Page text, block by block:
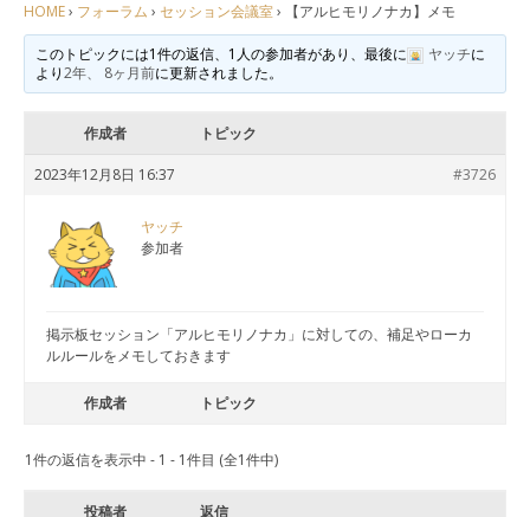
HOME› フォーラム › セッション会議室› 【アルヒモリノナカ】メモ
このトピックには1件の返信、1人の参加者があり、最後に ヤッチに
より2年、 8ヶ月前に更新されました。
作成者 トピック
2023年12月8日 16:37 #3726
ヤッチ
参加者
掲示板セッション「アルヒモリノナカ」に対しての、補足やローカ
ルルールをメモしておきます
作成者 トピック
1件の返信を表示中 - 1 - 1件目 (全1件中)
投稿者 返信